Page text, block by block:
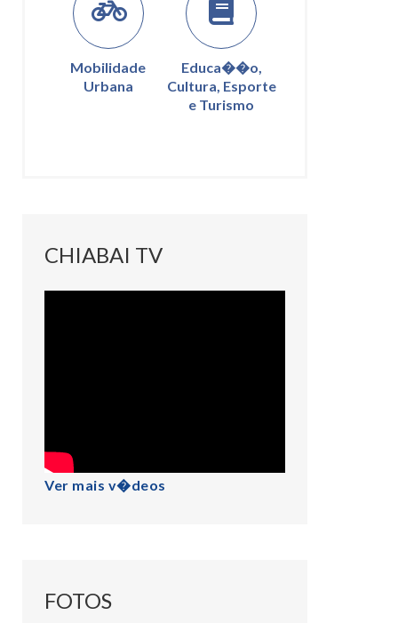
Mobilidade
Urbana
Educa��o,
Cultura, Esporte
e Turismo
CHIABAI TV
Ver mais v�deos
FOTOS